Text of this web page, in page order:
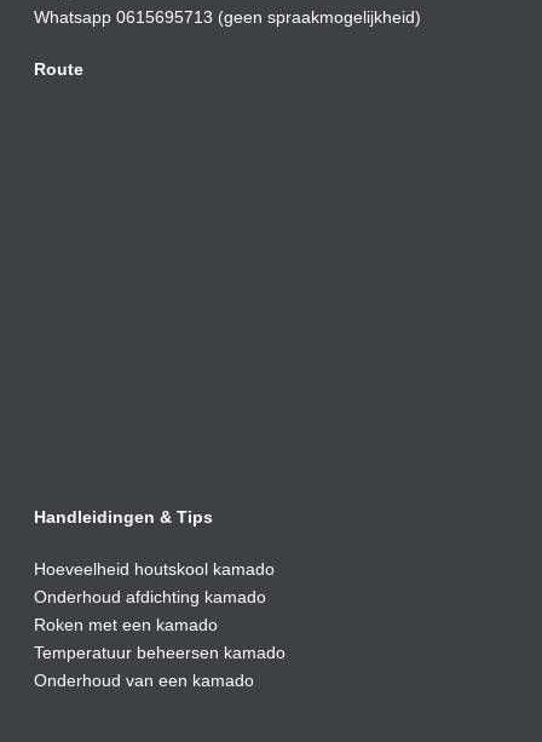
Whatsapp 0615695713 (geen spraakmogelijkheid)
Route
Handleidingen & Tips
Hoeveelheid houtskool kamado
Onderhoud afdichting kamado
Roken met een kamado
Temperatuur beheersen kamado
Onderhoud van een kamado